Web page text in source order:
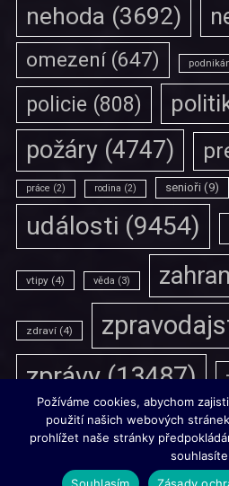
nehoda (3692)
omezení (647)
policie (808)
požáry (4747)
práce (2) rodina (2) senioři (9)
události (9454)
vtipy (4) věda (3)
zdraví (4)
zprávy(13487)
Požíváme cookies, abychom
použití našich webových
prohlížet naše stránky
Souhlasím
Zásady